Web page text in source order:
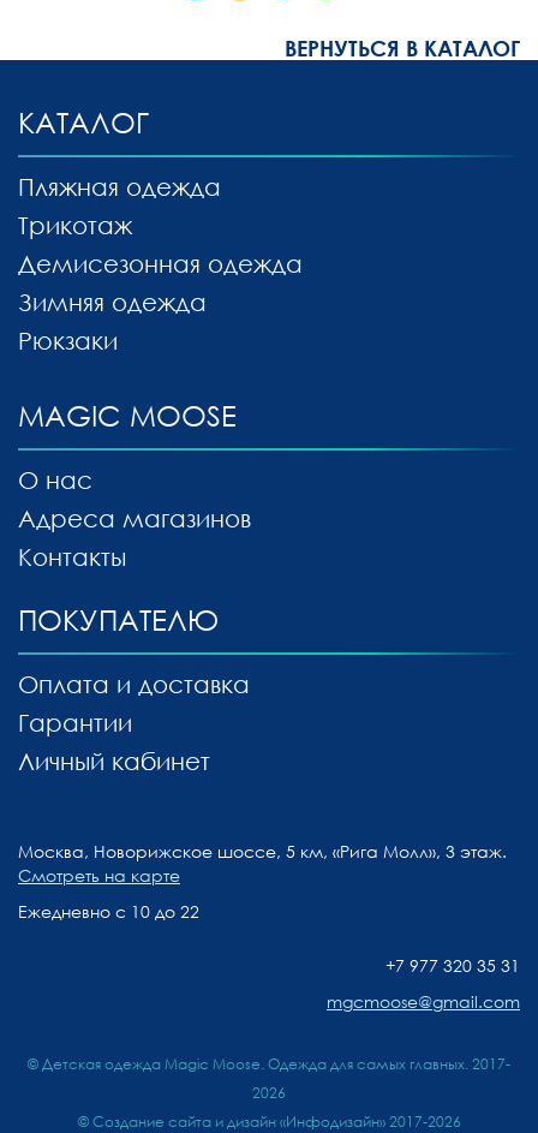
ВЕРНУТЬСЯ В КАТАЛОГ
MAGIC MOOSE
О нас
Адреса магазинов
Контакты
КАТАЛОГ
Пляжная одежда
Трикотаж
Демисезонная одежда
Зимняя одежда
Рюкзаки
ПОКУПАТЕЛЮ
Оплата и доставка
Гарантии
Личный кабинет
Москва, Новорижское шоссе, 5 км, «Рига Молл», 3 этаж.
Смотреть на карте
Ежедневно с 10 до 22
+7 977 320 35 31
mgcmoose@gmail.com
© Детская одежда Magic Moose. Одежда для самых главных. 2017-
2026
© Создание сайта и дизайн «Инфодизайн»2017-2026